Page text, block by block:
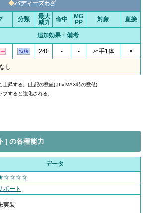
◆バディーズわざ
分類
最大
威力
命中
MG
PP
対象 直接
追加効果・備考
特殊 240 - - 相手1体 ×
し
昇する。(上記の数値はLv.MAX時の数値)
すると強化される。
] の各種能力
データ
ポート
実装